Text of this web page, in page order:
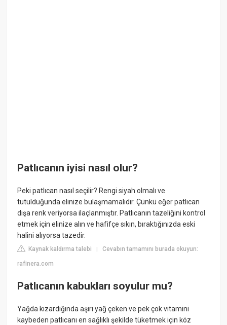
Patlıcanın iyisi nasıl olur?
Peki patlıcan nasıl seçilir? Rengi siyah olmalı ve
tutulduğunda elinize bulaşmamalıdır. Çünkü eğer patlıcan
dışa renk veriyorsa ilaçlanmıştır. Patlıcanın tazeliğini kontrol
etmek için elinize alın ve hafifçe sıkın, bıraktığınızda eski
halini alıyorsa tazedir.
Kaynak kaldırma talebi |Cevabın tamamını burada okuyun:
rafinera.com
Patlıcanın kabukları soyulur mu?
Yağda kızardığında aşırı yağ çeken ve pek çok vitamini
kaybeden patlıcanı en sağlıklı şekilde tüketmek için köz